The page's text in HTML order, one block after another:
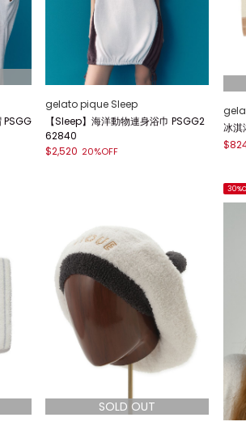
PSGG
gelato pique Sleep
【Sleep】海洋動物連身浴巾 PSGG2
62840
$2,520 20%OFF
冰淇